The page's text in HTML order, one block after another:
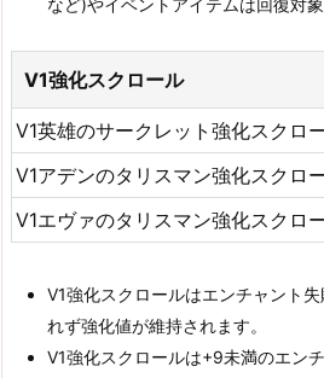
V1強化スクロール
V1英雄のサークレット強化スクロ
V1アデンのタリスマン強化スクロ
V1エヴァのタリスマン強化スクロ
V1強化スクロールはエンチャント
れず強化値が維持されます。
V1強化スクロールは+9未満のエン